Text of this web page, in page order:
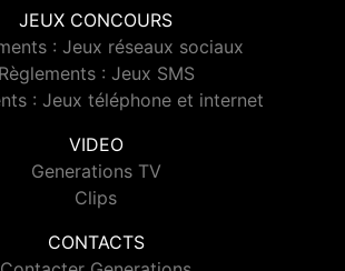
JEUX CONCOURS
: Jeux réseaux sociaux
Règlements : Jeux SMS
: Jeux téléphone et internet
VIDEO
Generations TV
Clips
CONTACTS